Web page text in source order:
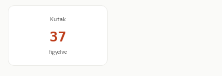
Kutak
37
figyelve